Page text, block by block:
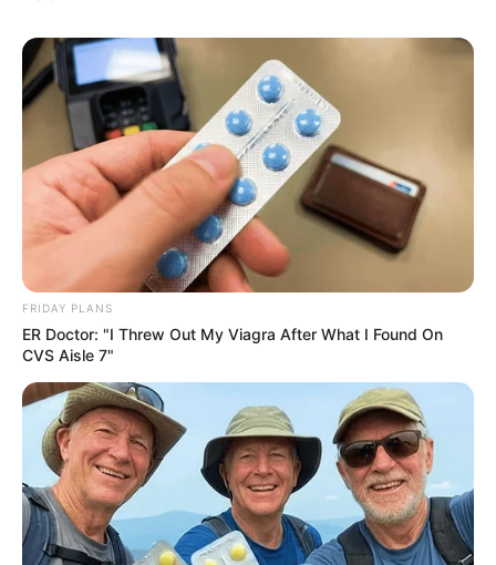
FRIDAY PLANS
ER Doctor: "I Threw Out My Viagra After What I Found On
CVS Aisle 7"